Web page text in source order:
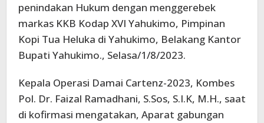
penindakan Hukum dengan menggerebek
markas KKB Kodap XVI Yahukimo, Pimpinan
Kopi Tua Heluka di Yahukimo, Belakang Kantor
Bupati Yahukimo., Selasa/1/8/2023.
Kepala Operasi Damai Cartenz-2023, Kombes
Pol. Dr. Faizal Ramadhani, S.Sos, S.I.K, M.H., saat
di kofirmasi mengatakan, Aparat gabungan